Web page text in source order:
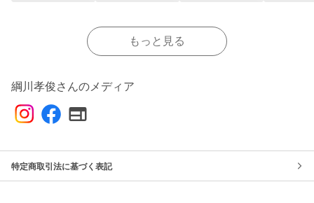
もっと見る
綱川孝俊さんのメディア
特定商取引法に基づく表記